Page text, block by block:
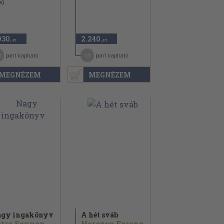
,-Ft
pont kapható
MEGNÉZEM
2.240 ,-Ft
pont kapható
ingakönyv A hét sváb